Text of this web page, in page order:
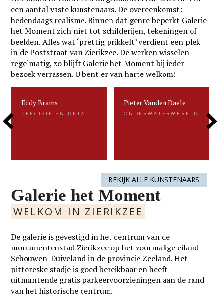
een aantal vaste kunstenaars. De overeenkomst:
hedendaags realisme. Binnen dat genre beperkt Galerie
het Moment zich niet tot schilderijen, tekeningen of
beelden. Alles wat ‘prettig prikkelt’ verdient een plek
in de Poststraat van Zierikzee. De werken wisselen
regelmatig, zo blijft Galerie het Moment bij ieder
bezoek verrassen. U bent er van harte welkom!
Eddy Brams
PRECISIE EN DETAIL
Pieter Vanden Daele
ONDERWATERWERELD
Pieter Vanden Daele
Next
BEKIJK ALLE KUNSTENAARS
Galerie het Moment
WELKOM IN ZIERIKZEE
De galerie is gevestigd in het centrum van de
monumentenstad Zierikzee op het voormalige eiland
Schouwen-Duiveland in de provincie Zeeland. Het
pittoreske stadje is goed bereikbaar en heeft
uitmuntende gratis parkeervoorzieningen aan de rand
van het historische centrum.